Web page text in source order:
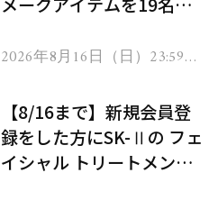
2026年8月16日（日）23:59ま
【8/16まで】新規会員登
録をした方にSK-Ⅱの フェ
イシャル トリートメント